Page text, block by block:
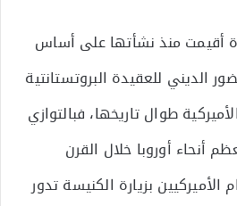
أقيمت منذ نشأتها على أساس
الديني للعقيدة البروتستانتية
طوال تاريخها، فبالتوازي
أنحاء أوروبا خلال القرن
بزيارة الكنيسة تدور